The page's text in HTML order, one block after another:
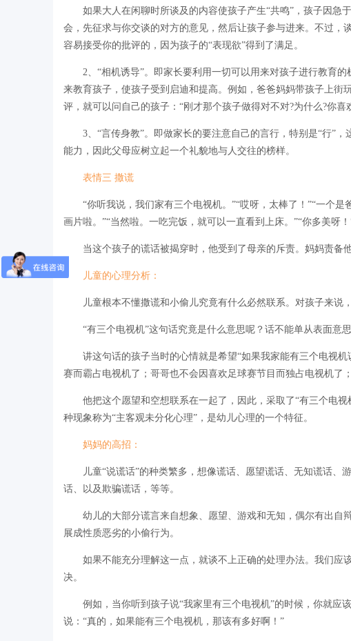
如果大人在闲聊时所谈及的内容使孩子产生“共鸣”，孩子因急
会，先征求与你交谈的对方的意见，然后让孩子参与进来。不过
容易接受你的批评的，因为孩子的“表现欲”得到了满足。
2、“相机诱导”。即家长要利用一切可以用来对孩子进行教育的
来教育孩子，使孩子受到启迪和提高。例如，爸爸妈妈带孩子上
评，就可以问自己的孩子：“刚才那个孩子做得对不对?为什么?你喜
3、“言传身教”。即做家长的要注意自己的言行，特别是“行”，
能力，因此父母应树立起一个礼貌地与人交往的榜样。
表情三 撒谎
“你听我说，我们家有三个电视机。”“哎呀，太棒了！”“一个是
画片啦。”“当然啦。一吃完饭，就可以一直看到上床。”“你多美呀！
当这个孩子的谎话被揭穿时，他受到了母亲的斥责。妈妈责备
儿童的心理分析：
儿童根本不懂撒谎和小偷儿究竟有什么必然联系。对孩子来说
“有三个电视机”这句话究竟是什么意思呢？话不能单从表面意思
讲这句话的孩子当时的心情就是希望“如果我家能有三个电视机
赛而霸占电视机了；哥哥也不会因喜欢足球赛节目而独占电视机了
他把这个愿望和空想联系在一起了，因此，采取了“有三个电视
种现象称为“主客观未分化心理”，是幼儿心理的一个特征。
妈妈的高招：
儿童“说谎话”的种类繁多，想像谎话、愿望谎话、无知谎话、
话、以及欺骗谎话，等等。
幼儿的大部分谎言来自想象、愿望、游戏和无知，偶尔有出自
展成性质恶劣的小偷行为。
如果不能充分理解这一点，就谈不上正确的处理办法。我们应
决。
例如，当你听到孩子说“我家里有三个电视机”的时候，你就应
说：“真的，如果能有三个电视机，那该有多好啊！”